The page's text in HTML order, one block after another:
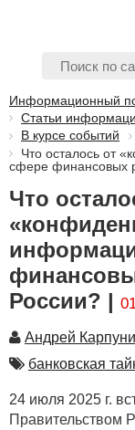
Информационный
Статьи
В курсе событий
Что осталось от
сфере финансовых
Что
России? |
Автор
Андрей
Автор
банковская
24 июля 2025 г.
Правительством